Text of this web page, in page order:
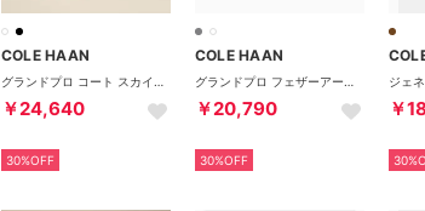
COLE HAAN
￥24,640
30%OFF
COLE HAAN
￥20,790
30%OFF
￥